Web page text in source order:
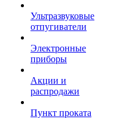
Ультразвуковые
отпугиватели
Электронные
приборы
Акции и
распродажи
Пункт проката